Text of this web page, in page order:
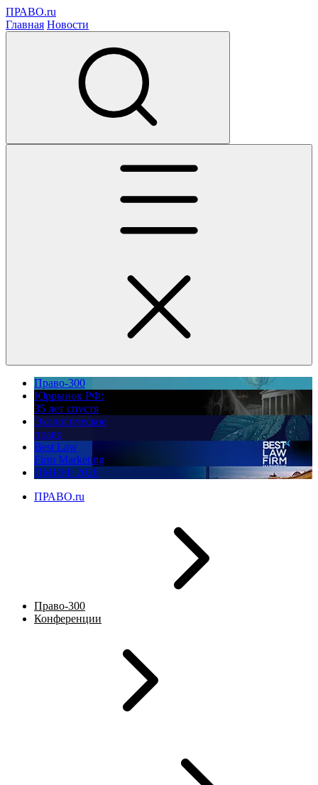
ПРАВО.ru
Главная Новости
Право-300
Юррынок РФ:
35 лет спустя
Экологическое
право
Best Law
Firm Marketing
ПМЮФ 2026
ПРАВО.ru
Право-300
Конференции